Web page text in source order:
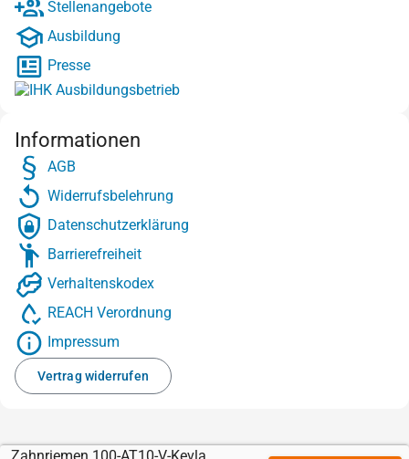
Stellenangebote
Ausbildung
Presse
Informationen
AGB
Widerrufsbelehrung
Datenschutzerklärung
Barrierefreiheit
Verhaltenskodex
REACH Verordnung
Impressum
Vertrag widerrufen